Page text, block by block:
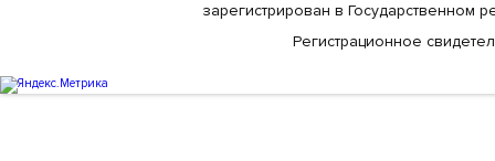
зарегистрирован в Государственном
Регистрационное